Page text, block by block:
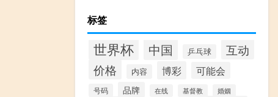
标签
世界杯 中国 乒乓球
互动
价格
内容 博彩 可能会
号码 品牌 在线 基督教 婚姻